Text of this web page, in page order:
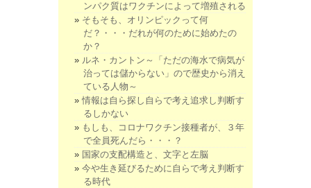
ンパク質はワクチンによって増殖される
そもそも、オリンピックって何
だ？・・・だれが何のために始めたの
か？
ルネ・カントン～「ただの海水で病気が
治っては儲からない」ので歴史から消え
ている人物～
情報は自ら探し自らで考え追求し判断す
るしかない
もしも、コロナワクチン接種者が、３年
で全員死んだら・・・？
国家の支配構造と、文字と左脳
今や生き延びるために自らで考え判断す
る時代